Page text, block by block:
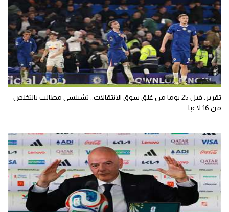
تقرير: قبل 25 يوما من غلق سوق الانتقالات.. تشيلسي مطالب بالتخلص
من 16 لاعبا